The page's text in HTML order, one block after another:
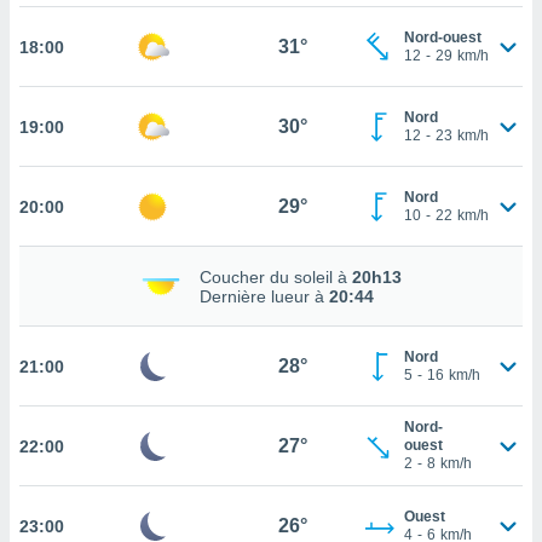
en
web.
les
18:00 31°
Nord-ouest
12 - 29 km/h
19:00 30°
Nord
12 - 23 km/h
20:00 29°
Nord
10 - 22 km/h
Coucher du soleil à 20h13
Dernière lueur à 20:44
21:00 28°
Nord
5 - 16 km/h
22:00 27°
Nord-
ouest
2 - 8 km/h
23:00 26°
Ouest
4 - 6 km/h